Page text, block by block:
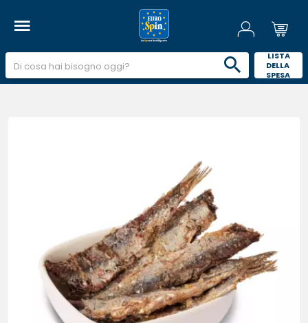
LISTA
DELLA
SPESA